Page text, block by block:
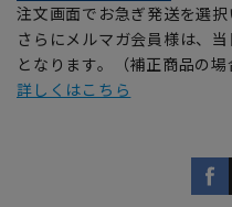
注文画面でお急ぎ発送を選択
さらにメルマガ会員様は、
となります。（補正商品の場
詳しくはこちら